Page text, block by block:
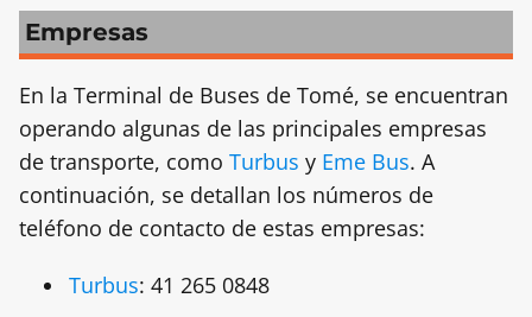
Empresas
En la Terminal de Buses de Tomé, se encuentran
operando algunas de las principales empresas
de transporte, como Turbus y Eme Bus. A
continuación, se detallan los números de
teléfono de contacto de estas empresas:
Turbus: 41 265 0848